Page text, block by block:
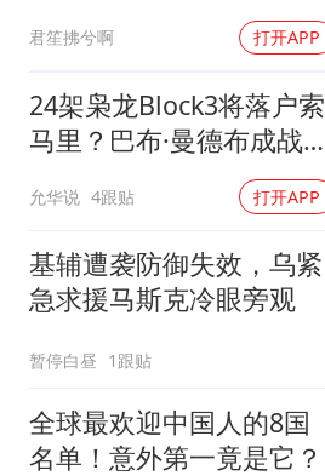
君笙拂兮啊 打开APP
24架枭龙Block3将落户索
马里？巴布·曼德布成战略
允华说 4跟贴 打开APP
基辅遭袭防御失效，乌紧
急求援马斯克冷眼旁观
暂停白昼 1跟贴
全球最欢迎中国人的8国
名单！意外第一竟是它？